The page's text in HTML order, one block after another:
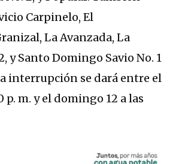
Carpinelo, El
La Avanzada, La
y Santo Domingo Savio No. 1
interrupción se dará entre el
p. m. y el domingo 12 a las